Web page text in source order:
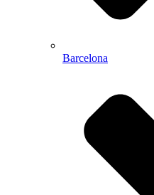
Barcelona